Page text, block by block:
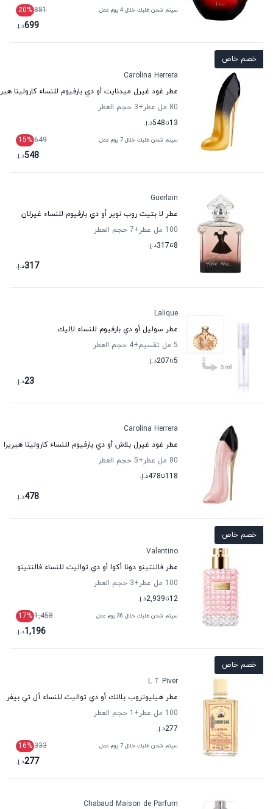
سيتم شحن طلبك خلال 4 يوم عمل 881
20%
699د.إ.
خصم خاص
Carolina Herrera
عطر غود غيرل ميدنايت أو دي بارفيوم للنساء كارولينا
80 مل عطر
+3
حجم العطر
13تا548د.إ.
سيتم شحن طلبك خلال 7 يوم عمل 649
15%
548د.إ.
Guerlain
عطر لا بتيت روب نوير أو دي بارفيوم للنساء غيرلان
100 مل عطر
+7
حجم العطر
8تا317د.إ.
317د.إ.
Lalique
عطر سوليل أو دي بارفيوم للنساء لاليك
5 مل تقسيم
+4
حجم العطر
5تا207د.إ.
23د.إ.
Carolina Herrera
عطر غود غيرل بلاش أو دي بارفيوم للنساء كارولينا هيريرا
80 مل عطر
+5
حجم العطر
118تا478د.إ.
478د.إ.
خصم خاص
Valentino
عطر فالنتينو دونا أكوا أو دي تواليت للنساء فالنتينو
100 مل عطر
+3
حجم العطر
12تا2,939د.إ.
سيتم شحن طلبك خلال 36 يوم عمل 1,458
17%
1,196د.إ.
خصم خاص
L T Piver
عطر هيليوتروب بلانك أو دي تواليت للنساء أل تي بيفر
100 مل عطر
+1
حجم العطر
277د.إ.
سيتم شحن طلبك خلال 7 يوم عمل 333
16%
277د.إ.
Chabaud Maison de Parfum